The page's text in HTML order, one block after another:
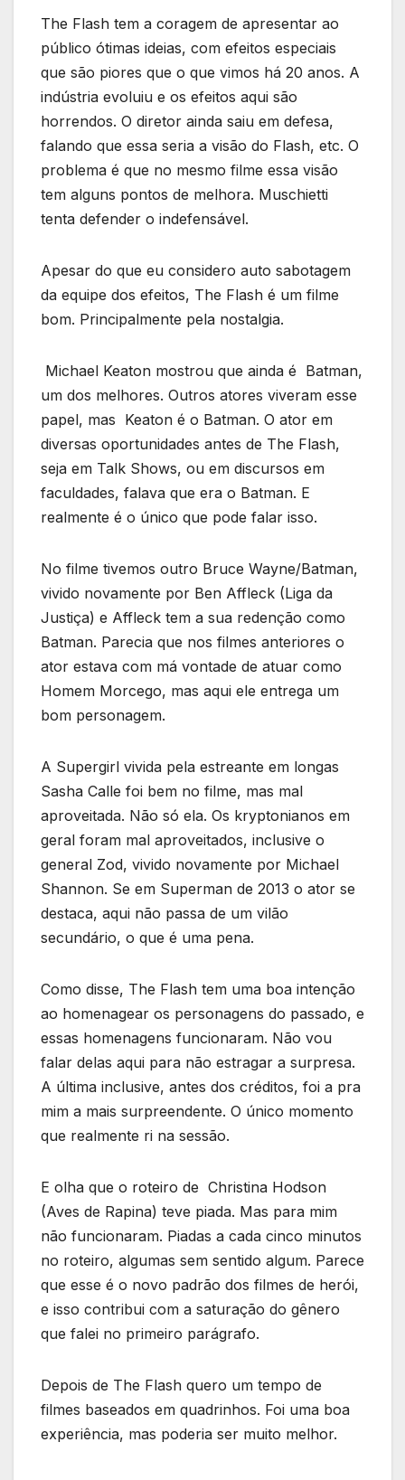
The Flash tem a coragem de apresentar ao
público ótimas ideias, com efeitos especiais
que são piores que o que vimos há 20 anos. A
indústria evoluiu e os efeitos aqui são
horrendos. O diretor ainda saiu em defesa,
falando que essa seria a visão do Flash, etc. O
problema é que no mesmo filme essa visão
tem alguns pontos de melhora. Muschietti
tenta defender o indefensável.
Apesar do que eu considero auto sabotagem
da equipe dos efeitos, The Flash é um filme
bom. Principalmente pela nostalgia.
Michael Keaton mostrou que ainda é Batman,
um dos melhores. Outros atores viveram esse
papel, mas Keaton é o Batman. O ator em
diversas oportunidades antes de The Flash,
seja em Talk Shows, ou em discursos em
faculdades, falava que era o Batman. E
realmente é o único que pode falar isso.
No filme tivemos outro Bruce Wayne/Batman,
vivido novamente por Ben Affleck (Liga da
Justiça) e Affleck tem a sua redenção como
Batman. Parecia que nos filmes anteriores o
ator estava com má vontade de atuar como
Homem Morcego, mas aqui ele entrega um
bom personagem.
A Supergirl vivida pela estreante em longas
Sasha Calle foi bem no filme, mas mal
aproveitada. Não só ela. Os kryptonianos em
geral foram mal aproveitados, inclusive o
general Zod, vivido novamente por Michael
Shannon. Se em Superman de 2013 o ator se
destaca, aqui não passa de um vilão
secundário, o que é uma pena.
Como disse, The Flash tem uma boa intenção
ao homenagear os personagens do passado, e
essas homenagens funcionaram. Não vou
falar delas aqui para não estragar a surpresa.
A última inclusive, antes dos créditos, foi a pra
mim a mais surpreendente. O único momento
que realmente ri na sessão.
E olha que o roteiro de Christina Hodson
(Aves de Rapina) teve piada. Mas para mim
não funcionaram. Piadas a cada cinco minutos
no roteiro, algumas sem sentido algum. Parece
que esse é o novo padrão dos filmes de herói,
e isso contribui com a saturação do gênero
que falei no primeiro parágrafo.
Depois de The Flash quero um tempo de
filmes baseados em quadrinhos. Foi uma boa
experiência, mas poderia ser muito melhor.